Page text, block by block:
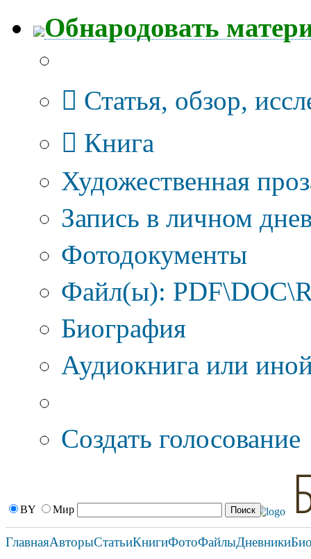
Обнародовать
Статья, обзор,
Книга
Художественная
Запись в личном
Фотодокументы
Файл(ы):
Биография
Аудиокнига или
Создать голосование
BY Мир
ГлавнаяАвторыСтатьиКнигиФотоФайлыДневники